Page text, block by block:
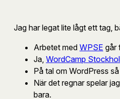
Jag har legat lite lågt ett tag,
Arbetet med WPSE går
Ja, WordCamp
På tal om WordPress
När det regnar spelar
bara.